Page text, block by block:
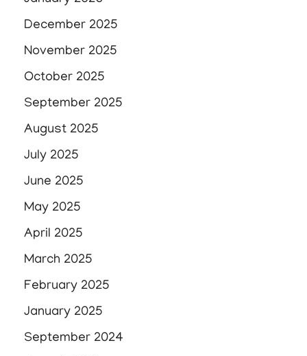
December 2025
November 2025
October 2025
September 2025
August 2025
July 2025
June 2025
May 2025
April 2025
March 2025
February 2025
January 2025
September 2024